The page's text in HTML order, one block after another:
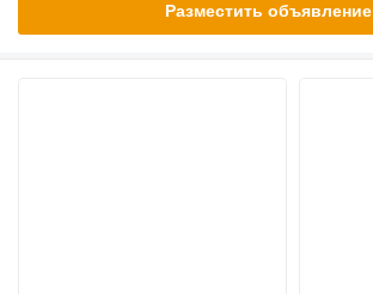
Разместить объявление